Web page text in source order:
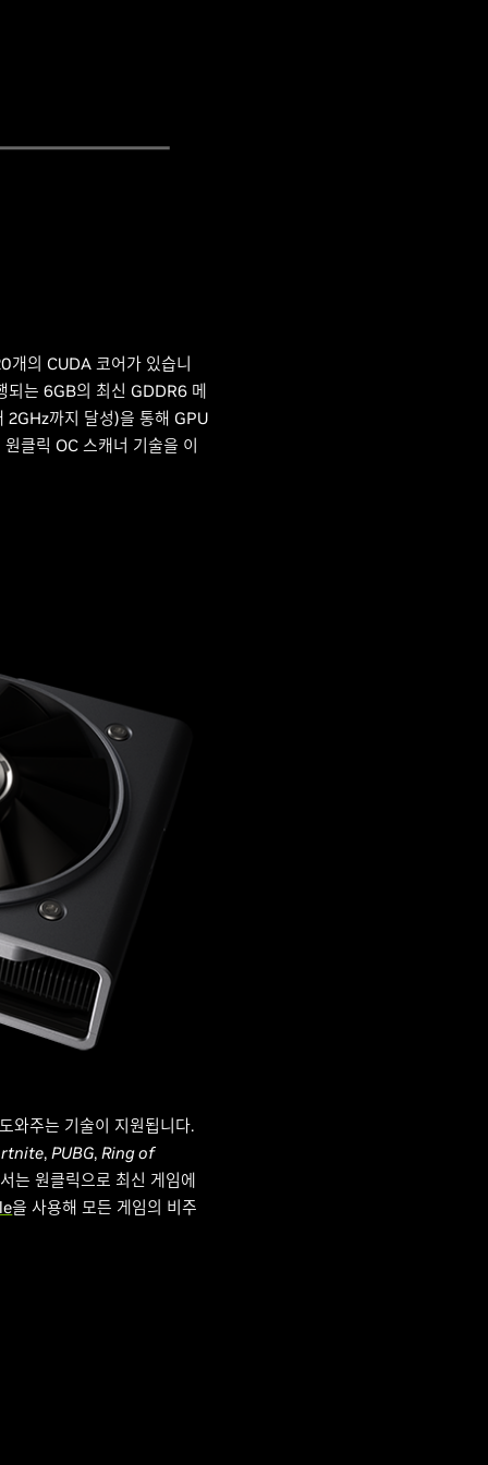
의 CUDA 코어가 있습니
는 6GB의 최신 GDDR6 메
2GHz까지 달성)을 통해 GPU
클릭 OC 스캐너 기술을 이
와주는 기술이 지원됩니다.
,PUBG,Ring of
는 원클릭으로 최신 게임에
을 사용해 모든 게임의 비주